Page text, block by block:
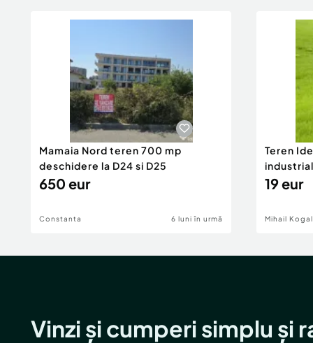
Mamaia Nord teren 700 mp
deschidere la D24 si D25
650 eur
Constanta 6 luni în urmă
Teren
DN2A
19 eur
Mihail
Vinzi și cumperi simplu și